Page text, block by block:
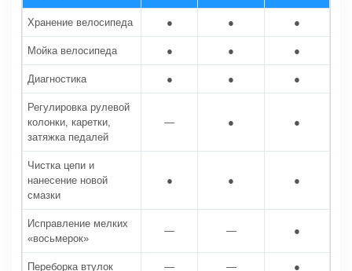
Хранение велосипеда ● ● ●
Мойка велосипеда ● ● ●
Диагностика ● ● ●
Регулировка рулевой
колонки, каретки,
затяжка педалей
— ● ●
Чистка цепи и
нанесение новой
смазки
● ● ●
Исправление мелких
«восьмерок»
— — ●
Переборка втулок — — ●